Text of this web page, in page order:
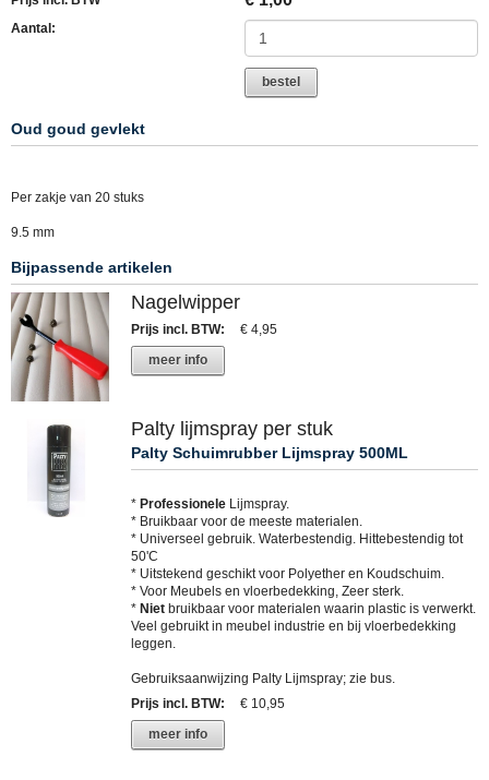
Aantal:
bestel
Oud goud gevlekt
Per zakje van 20 stuks
9.5 mm
Bijpassende artikelen
Nagelwipper
Prijs incl. BTW:
€ 4,95
meer info
Palty lijmspray per stuk
Palty Schuimrubber Lijmspray 500ML
* Professionele Lijmspray.
* Bruikbaar voor de meeste materialen.
* Universeel gebruik. Waterbestendig. Hittebestendig tot
50'C
* Uitstekend geschikt voor Polyether en Koudschuim.
* Voor Meubels en vloerbedekking, Zeer sterk.
* Niet bruikbaar voor materialen waarin plastic is verwerkt.
Veel gebruikt in meubel industrie en bij vloerbedekking
leggen.
Gebruiksaanwijzing Palty Lijmspray; zie bus.
Prijs incl. BTW:
€ 10,95
meer info